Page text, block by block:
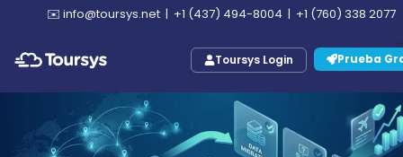
✉️ info@toursys.net | +1 (437) 494-8004 | +1 (760) 338 2077
Toursys Login Prueba